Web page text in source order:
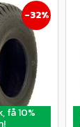
få 10%
32%